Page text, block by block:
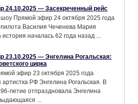
24.10.2025 — Засекреченный рейс
шоу Прямой эфир 24 октября 2025 года
Василия Чеченева Мария
история началась 62 года назад ...
23.10.2025 — Энгелина Рогальская:
цирка
эфир 23 октября 2025 года
артистка РФ Энгелина Рогальская. В
летие отпраздновала Энгелина
...